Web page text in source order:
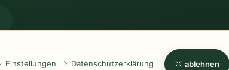
Einstellungen Datenschutzerklärung ablehnen
Widerrufsformular-